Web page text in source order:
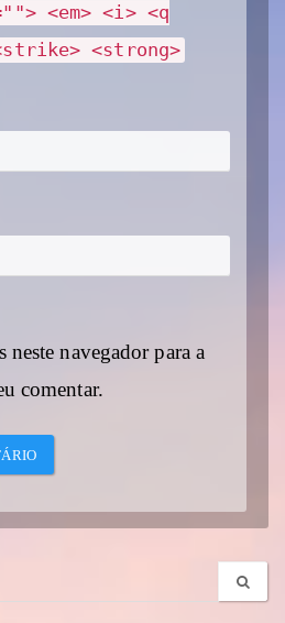
<em> <i> <q
<strong>
neste navegador para a
comentar.